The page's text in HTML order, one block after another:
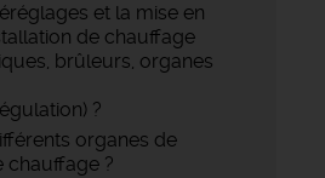
et la mise en
de chauffage
brûleurs, organes
?
organes de
chauffage ?